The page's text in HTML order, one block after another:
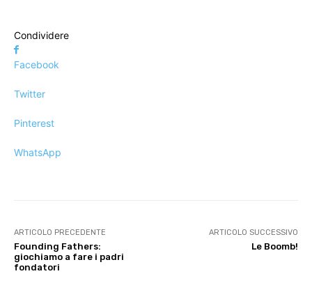
Condividere
Facebook
Twitter
Pinterest
WhatsApp
ARTICOLO PRECEDENTE
Founding Fathers:
giochiamo a fare i padri
fondatori
ARTICOLO SUCCESSIVO
Le Boomb!